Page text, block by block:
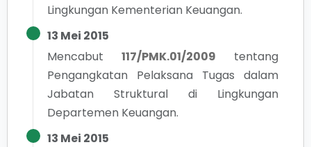
Lingkungan Kementerian Keuangan.
13 Mei 2015
Mencabut
117/PMK.01/2009
tentang
Pengangkatan Pelaksana Tugas dalam
Jabatan Struktural di Lingkungan
Departemen Keuangan.
13 Mei 2015